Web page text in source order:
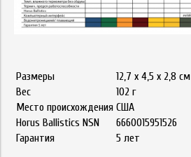
Размеры
12,7 х 4,5 х 2,8 см
Вес
102 г
Место происхождения США
Horus Ballistics NSN
6660015951526
Гарантия
5 лет